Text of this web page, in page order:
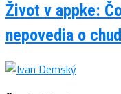
Život v appke:
nepovedia o